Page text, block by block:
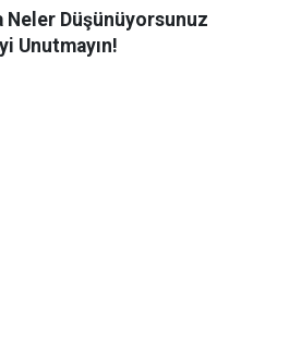
Neler Düşünüyorsunuz
Unutmayın!